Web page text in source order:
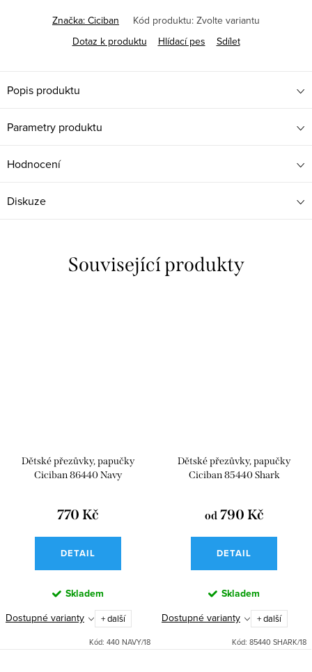
Značka: Ciciban Kód produktu: Zvolte variantu
Dotaz k produktu
Hlídací pes Sdílet
Popis produktu
Parametry produktu
Hodnocení
Diskuze
Související produkty
Dětské přezůvky, papučky
Ciciban 86440 Navy
770 Kč
DETAIL
Skladem
Dostupné varianty
+ další
Kód: 440 NAVY/18
Dětské přezůvky, papučky
Ciciban 85440 Shark
od790 Kč
DETAIL
Skladem
Dostupné varianty
+ další
Kód: 85440 SHARK/18